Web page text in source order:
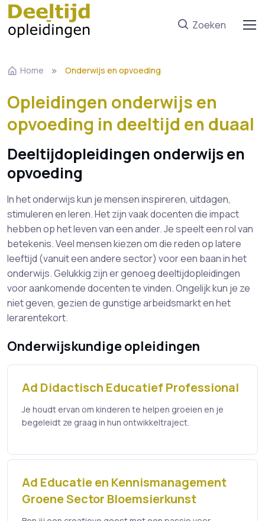
Zoeken
Home Onderwijs en opvoeding
Opleidingen onderwijs en
opvoeding in deeltijd en duaal
Deeltijdopleidingen onderwijs en
opvoeding
In het onderwijs kun je mensen inspireren, uitdagen,
stimuleren en leren. Het zijn vaak docenten die impact
hebben op het leven van een ander. Je speelt een rol van
betekenis. Veel mensen kiezen om die reden op latere
leeftijd (vanuit een andere sector) voor een baan in het
onderwijs. Gelukkig zijn er genoeg deeltijdopleidingen
voor aankomende docenten te vinden. Ongelijk kun je ze
niet geven, gezien de gunstige arbeidsmarkt en het
lerarentekort.
Onderwijskundige opleidingen
Ad Didactisch Educatief Professional
Je houdt ervan om kinderen te helpen groeien en je
begeleidt ze graag in hun ontwikkeltraject.
Ad Educatie en Kennismanagement
Groene Sector Bloemsierkunst